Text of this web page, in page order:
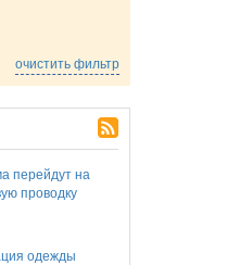
очистить фильтр
перейдут на
проводку
одежды